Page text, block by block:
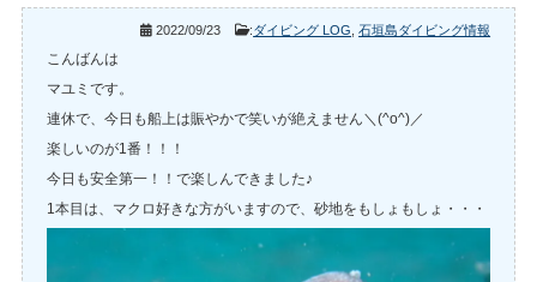
2022/09/23 :ダイビング LOG ,石垣島ダイビング情報
こんばんは
マユミです。
連休で、今日も船上は賑やかで笑いが絶えません＼(^o^)／
楽しいのが1番！！！
今日も安全第一！！で楽しんできました♪
1本目は、マクロ好きな方がいますので、砂地をもしょもしょ・・・